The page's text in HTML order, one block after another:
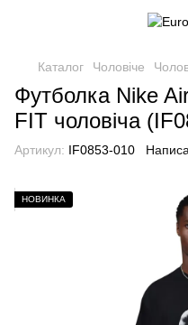
Каталог Чоловіче
Футболка Nike
FIT чоловіча
Артикул: IF0853-010
НОВИНКА